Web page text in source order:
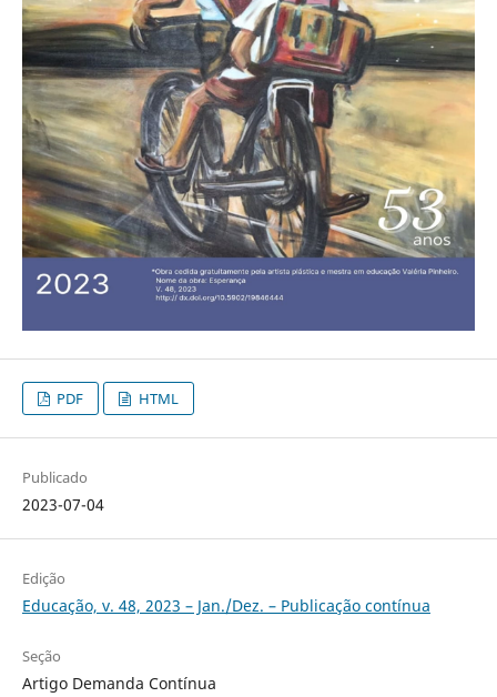
PDF HTML
Publicado
2023-07-04
Edição
Educação, v. 48, 2023 – Jan./Dez. – Publicação contínua
Seção
Artigo Demanda Contínua